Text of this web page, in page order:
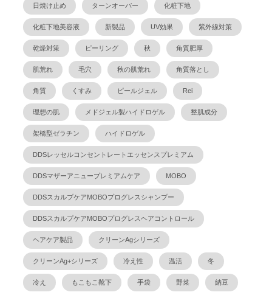
日焼け止め ターンオーバー 化粧下地
化粧下地美容液 新製品 UV効果 紫外線対策
乾燥対策 ピーリング 秋 角質肥厚
肌荒れ 毛穴 秋の肌荒れ 角質落とし
角質 くすみ ピールジェル Rei
理想の肌 メドジェル製ハイドロゲル 整肌成分
架橋型ゼラチン ハイドロゲル
DDSレッセルコンセントレートエッセンスプレミアム
DDSマザーアニュープレミアムケア MOBO
DDSスカルプケアMOBOプログレスシャンプー
DDSスカルプケアMOBOプログレスヘアコントロール
ヘアケア製品 クリーンAgシリーズ
クリーンAg+シリーズ 冷え性 温活 冬
冷え もこもこ靴下 手袋 野菜 納豆